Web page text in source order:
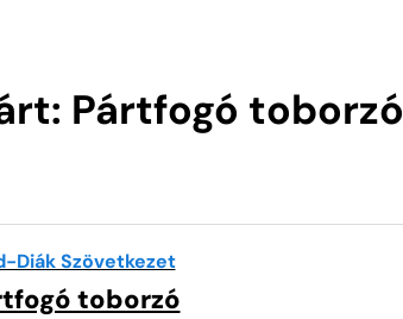
Pártfogó toborzó
Diák Szövetkezet
toborzó